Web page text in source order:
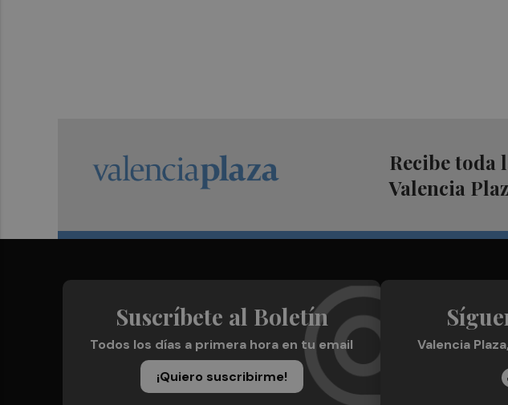
Recibe toda
Valencia
Suscríbete al Boletín
Todos los días a primera hora en tu email
¡Quiero suscribirme!
Valencia